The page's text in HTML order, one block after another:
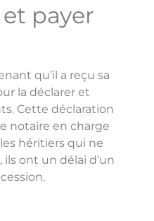
payer
qu’il a reçu sa
la déclarer et
Cette déclaration
notaire en charge
héritiers qui ne
ils ont un délai d’un